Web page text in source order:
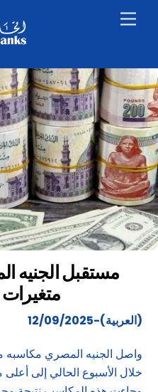
(العربية)-12/09/2025
واصل الجنيه المصري مكاسبه
خلال الأسبوع الحالي إلى